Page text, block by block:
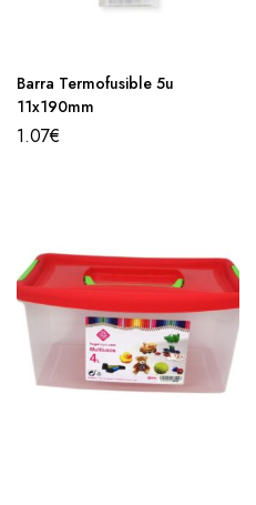
Barra Termofusible 5u
11x190mm
1.07€